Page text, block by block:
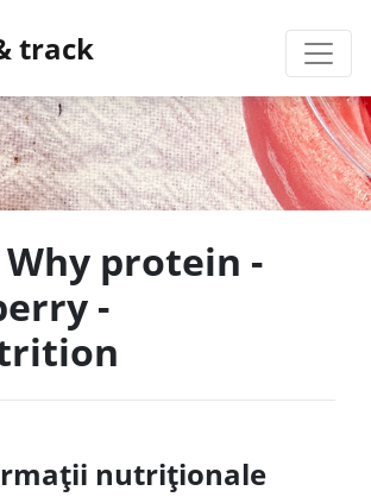
track
protein -
-
nutriționale